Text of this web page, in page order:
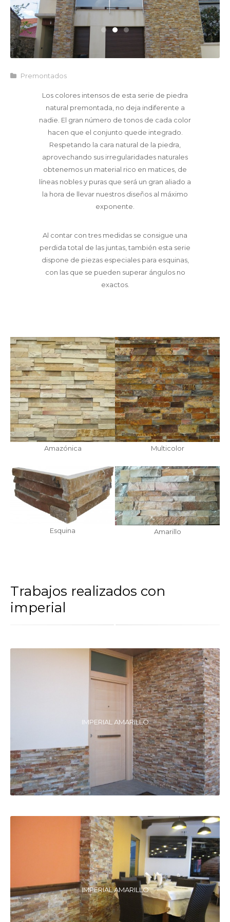
Premontados
Los colores intensos de esta serie de piedra
natural premontada, no deja indiferente a
nadie. El gran número de tonos de cada color
hacen que el conjunto quede integrado.
Respetando la cara natural de la piedra,
aprovechando sus irregularidades naturales
obtenemos un material rico en matices, de
líneas nobles y puras que será un gran aliado a
la hora de llevar nuestros diseños al máximo
exponente.
Al contar con tres medidas se consigue una
perdida total de las juntas, también esta serie
dispone de piezas especiales para esquinas,
con las que se pueden superar ángulos no
exactos.
Amazónica Multicolor
Esquina Amarillo
Trabajos realizados con
imperial
IMPERIAL AMARILLO
IMPERIAL AMARILLO